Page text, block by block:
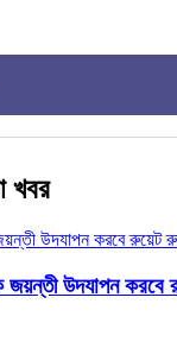
খবর
জয়ন্তী উদযাপন